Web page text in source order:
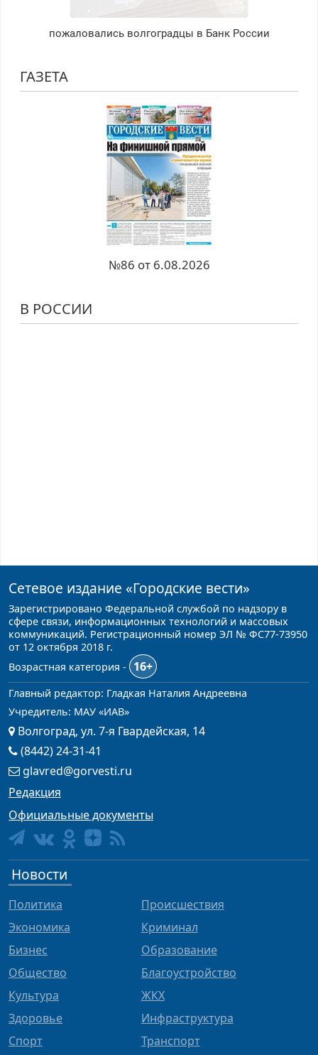
пожаловались волгоградцы в Банк России
ГАЗЕТА
№86 от 6.08.2026
В РОССИИ
Сетевое издание «Городские вести»
Зарегистрировано Федеральной службой по надзору в
сфере связи, информационных технологий и массовых
коммуникаций. Регистрационный номер ЭЛ № ФС77-73950
от 12 октября 2018 г.
Возрастная категория -
16+
Главный редактор: Гладкая Наталия Андреевна
Учредитель: МАУ «ИАВ»
Волгоград, ул. 7-я Гвардейская, 14
(8442) 24-31-41
glavred@gorvesti.ru
Редакция
Официальные документы
Новости
Политика
Экономика
Бизнес
Общество
Культура
Здоровье
Спорт
Происшествия
Криминал
Образование
Благоустройство
ЖКХ
Инфраструктура
Транспорт